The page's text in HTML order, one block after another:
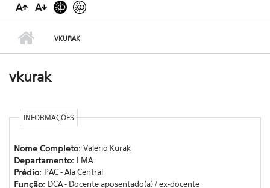
VKURAK
vkurak
INFORMAÇÕES
Nome Completo: Valerio Kurak
Departamento: FMA
Prédio: PAC - Ala Central
Função: DCA - Docente aposentado(a) / ex-docente